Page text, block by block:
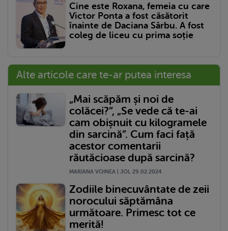
Cine este Roxana, femeia cu care
Victor Ponta a fost căsătorit
înainte de Daciana Sârbu. A fost
coleg de liceu cu prima soție
Alte articole care te-ar putea interesa
„Mai scăpăm și noi de
colăcei?”, „Se vede că te-ai
cam obișnuit cu kilogramele
din sarcină”. Cum faci față
acestor comentarii
răutăcioase după sarcină?
MARIANA VOINEA | JOI, 29.02.2024
Zodiile binecuvântate de zeii
norocului săptămâna
următoare. Primesc tot ce
merită!